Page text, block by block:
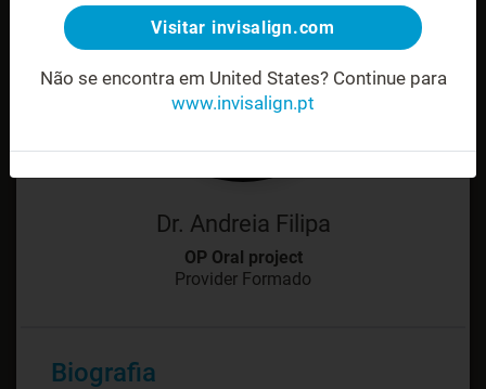
Dr. Andreia Filipa
OP Oral project
Provider Formado
Biografia
Visitar invisalign.com
Não se encontra em United States? Continue para
www.invisalign.pt